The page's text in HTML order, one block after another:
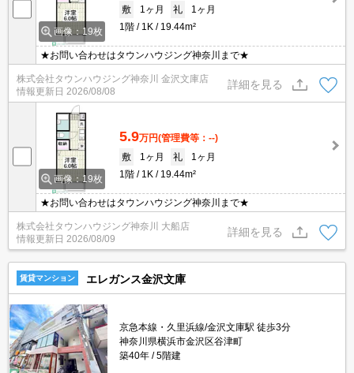
画像：19枚
敷
1ヶ月 礼
1ヶ月
1階
1K 19.44m²
★お問い合わせはタウンハウジング神奈川まで★
株式会社タウンハウジング神奈川 金沢文庫店
情報更新日 2026/08/08
詳細を見る
画像：19枚
5.9万円(管理費等：--)
敷
1ヶ月 礼
1ヶ月
1階
1K 19.44m²
★お問い合わせはタウンハウジング神奈川まで★
株式会社タウンハウジング神奈川 大船店
情報更新日 2026/08/09
詳細を見る
賃貸マンション エレガンス金沢文庫
京急本線・久里浜線/金沢文庫駅 徒歩3分
神奈川県横浜市金沢区谷津町
築40年
5階建